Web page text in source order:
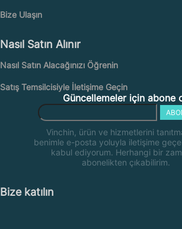
Bize Ulaşın
Nasıl Satın Alınır
Nasıl Satın Alacağınızı Öğrenin
Satış Temsilcisiyle İletişime Geçin
Güncellemeler için abone
Vinchin, ürün ve hizmetlerini
benimle e-posta yoluyla iletişime
kabul ediyorum. Herhangi bir
abonelikten çıkabilirim.
Bize katılın